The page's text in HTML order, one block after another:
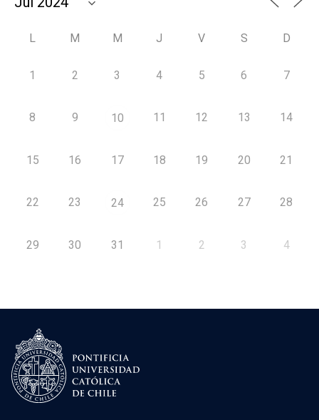
L M M J V S D
1 2 3 4 5 6 7
8 9 10 11 12 13 14
15 16 17 18 19 20 21
22 23 24 25 26 27 28
29 30 31 1 2 3 4